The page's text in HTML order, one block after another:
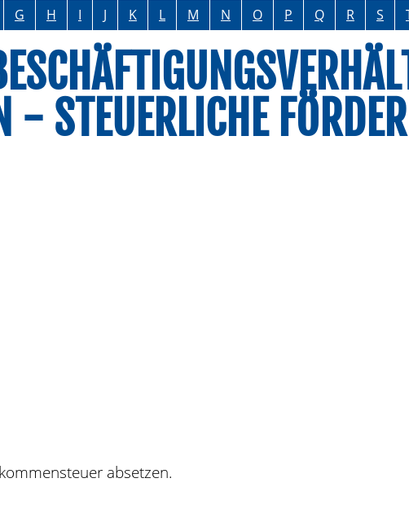
G H I J K L M N O P Q R S
- STEUERLICHE
absetzen.